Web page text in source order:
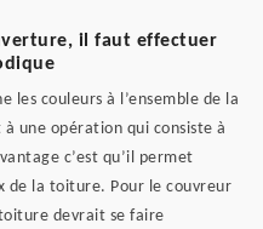
il faut effectuer
les couleurs à l’ensemble de la
une opération qui consiste à
c’est qu’il permet
de la toiture. Pour le couvreur
devrait se faire